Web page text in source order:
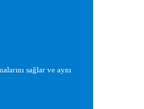
sağlar ve aynı